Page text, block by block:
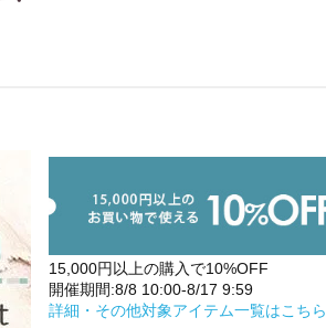
15,000円以上の購入で10%OFF
開催期間:8/8 10:00-8/17 9:59
詳細・その他対象アイテム一覧はこちら